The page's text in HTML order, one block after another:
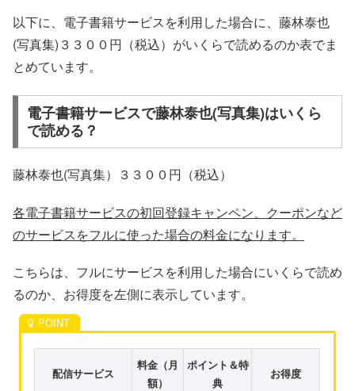
以下に、電子書籍サービスを利用した場合に、藤林泰也
(写真集)３３００円（税込）がいくらで読めるのか表でま
とめています。
電子書籍サービスで藤林泰也(写真集)はいくら
で読める？
藤林泰也(写真集）３３００円（税込）
各電子書籍サービスの初回登録キャンペン、クーポンなど
のサービスをフルに使った場合の料金になります。
こちらは、フルにサービスを利用した場合にいくらで読め
るのか、お得度を左側に表示しています。
配信サービス
料金（月
額）
ポイント＆特
典
お得度